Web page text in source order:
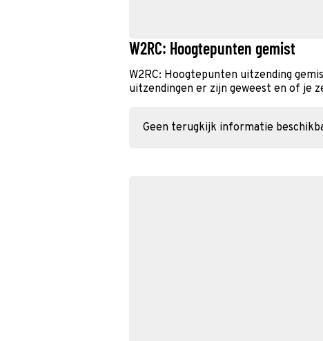
W2RC: Hoogtepunten gemist
W2RC: Hoogtepunten uitzending
uitzendingen er zijn geweest en of je
Geen terugkijk informatie